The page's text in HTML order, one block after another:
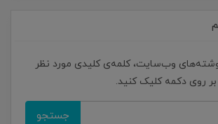
وب‌سایت، کلمه‌ی کلیدی مورد نظر
بر روی دکمه کلیک کنید.
جستجو